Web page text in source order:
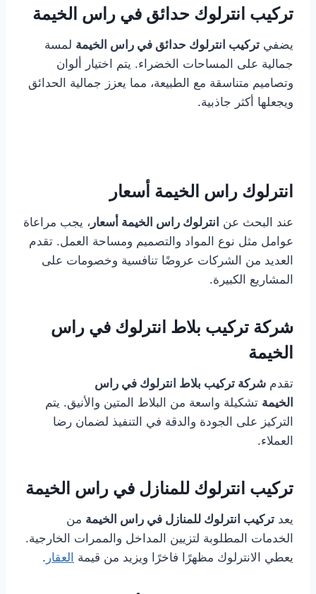
تركيب انترلوك حدائق في راس الخيمة
يضفي تركيب انترلوك حدائق في راس الخيمة لمسة
جمالية على المساحات الخضراء. يتم اختيار ألوان
وتصاميم متناسقة مع الطبيعة، مما يعزز جمالية الحدائق
ويجعلها أكثر جاذبية.
انترلوك راس الخيمة أسعار
عند البحث عن انترلوك راس الخيمة أسعار ، يجب مراعاة
عوامل مثل نوع المواد والتصميم ومساحة العمل. تقدم
العديد من الشركات عروضًا تنافسية وخصومات على
المشاريع الكبيرة.
شركة تركيب بلاط انترلوك في راس
الخيمة
تقدم شركة تركيب بلاط انترلوك في راس
الخيمة تشكيلة واسعة من البلاط المتين والأنيق. يتم
التركيز على الجودة والدقة في التنفيذ لضمان رضا
العملاء.
تركيب انترلوك للمنازل في راس الخيمة
يعد تركيب انترلوك للمنازل في راس الخيمة من
الخدمات المطلوبة لتزيين المداخل والممرات الخارجية.
يعطي الانترلوك مظهرًا فاخرًا ويزيد من قيمة العقار .